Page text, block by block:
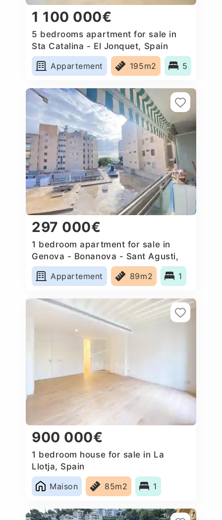
1 100 000€
5 bedrooms apartment for sale in
Sta Catalina - El Jonquet, Spain
Appartement
195m2 5
297 000€
1 bedroom apartment for sale in
Genova - Bonanova - Sant Agusti,
Spain
Appartement
89m2 1
900 000€
1 bedroom house for sale in La
Llotja, Spain
Maison
85m2 1